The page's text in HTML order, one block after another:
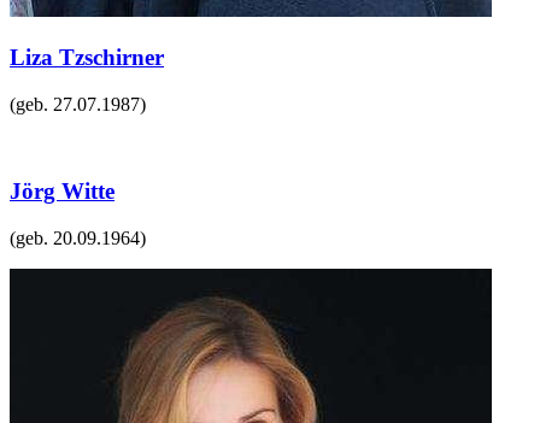
Liza Tzschirner
(geb. 27.07.1987)
Jörg Witte
(geb. 20.09.1964)